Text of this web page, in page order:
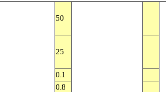
50
25
0.1
0.8